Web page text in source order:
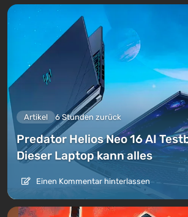
Artikel 6 Stunden zurück
Predator Helios Neo 16 AI
Dieser Laptop kann alles
Einen Kommentar hinterlassen